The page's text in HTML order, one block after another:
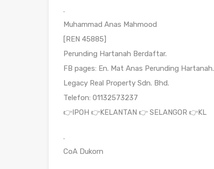
.
Muhammad Anas Mahmood
[REN 45885]
Perunding Hartanah Berdaftar.
FB pages: En. Mat Anas Perunding Hartanah.
Legacy Real Property Sdn. Bhd.
Telefon: 01132573237
👉IPOH 👉KELANTAN 👉 SELANGOR 👉KL
.
CoA Dukorn